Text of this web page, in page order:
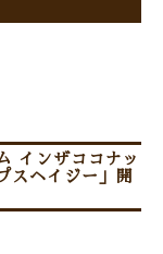
インザココナッ
スヘイジー」開